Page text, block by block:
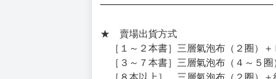
週一～週五 １０：００～１９：００
（假日＆國定假日休息，客服會不定時
．現貨商品：１～２天出貨（不含假日